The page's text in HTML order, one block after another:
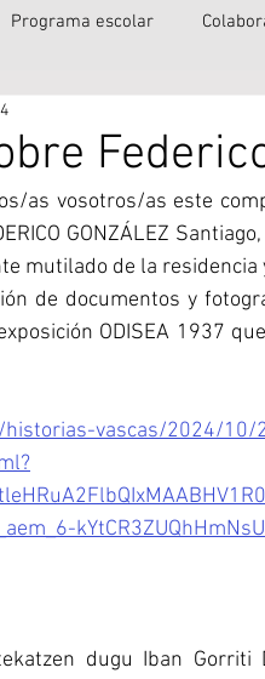
Programa escolar
as vosotros/as este
GONZÁLEZ
mutilado de la
de documentos y
ODISEA 1937
vascas/2024/
dugu Iban